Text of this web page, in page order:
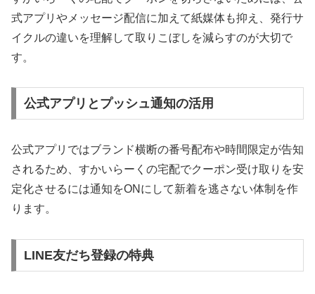
式アプリやメッセージ配信に加えて紙媒体も抑え、発行サ
イクルの違いを理解して取りこぼしを減らすのが大切で
す。
公式アプリとプッシュ通知の活用
公式アプリではブランド横断の番号配布や時間限定が告知
されるため、すかいらーくの宅配でクーポン受け取りを安
定化させるには通知をONにして新着を逃さない体制を作
ります。
LINE友だち登録の特典